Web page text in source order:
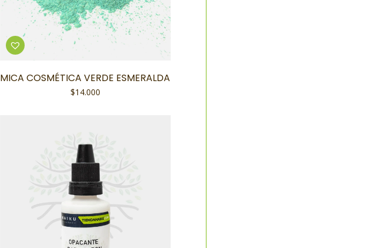
MICA COSMÉTICA VERDE ESMERALDA
$14.000